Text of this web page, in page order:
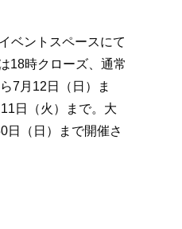
ベントスペースにて
18時クローズ、通常
7月12日（日）ま
日（火）まで。大
日（日）まで開催さ